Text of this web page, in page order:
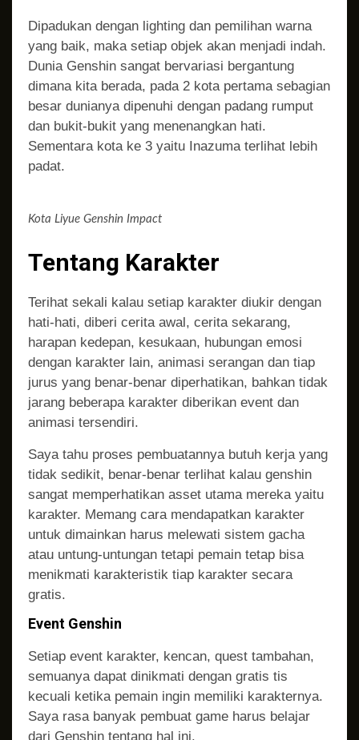
Dipadukan dengan lighting dan pemilihan warna
yang baik, maka setiap objek akan menjadi indah.
Dunia Genshin sangat bervariasi bergantung
dimana kita berada, pada 2 kota pertama sebagian
besar dunianya dipenuhi dengan padang rumput
dan bukit-bukit yang menenangkan hati.
Sementara kota ke 3 yaitu Inazuma terlihat lebih
padat.
Kota Liyue Genshin Impact
Tentang Karakter
Terihat sekali kalau setiap karakter diukir dengan
hati-hati, diberi cerita awal, cerita sekarang,
harapan kedepan, kesukaan, hubungan emosi
dengan karakter lain, animasi serangan dan tiap
jurus yang benar-benar diperhatikan, bahkan tidak
jarang beberapa karakter diberikan event dan
animasi tersendiri.
Saya tahu proses pembuatannya butuh kerja yang
tidak sedikit, benar-benar terlihat kalau genshin
sangat memperhatikan asset utama mereka yaitu
karakter. Memang cara mendapatkan karakter
untuk dimainkan harus melewati sistem gacha
atau untung-untungan tetapi pemain tetap bisa
menikmati karakteristik tiap karakter secara
gratis.
Event Genshin
Setiap event karakter, kencan, quest tambahan,
semuanya dapat dinikmati dengan gratis tis
kecuali ketika pemain ingin memiliki karakternya.
Saya rasa banyak pembuat game harus belajar
dari Genshin tentang hal ini.